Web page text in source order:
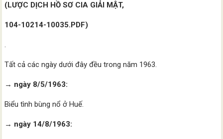
(LƯỢC DỊCH HỒ SƠ CIA GIẢI MẬT,
104-10214-10035.PDF)
.
Tất cả các ngày dưới đây đều trong năm 1963.
→ ngày 8/5/1963:
Biểu tình bùng nổ ở Huế.
→ ngày 14/8/1963: